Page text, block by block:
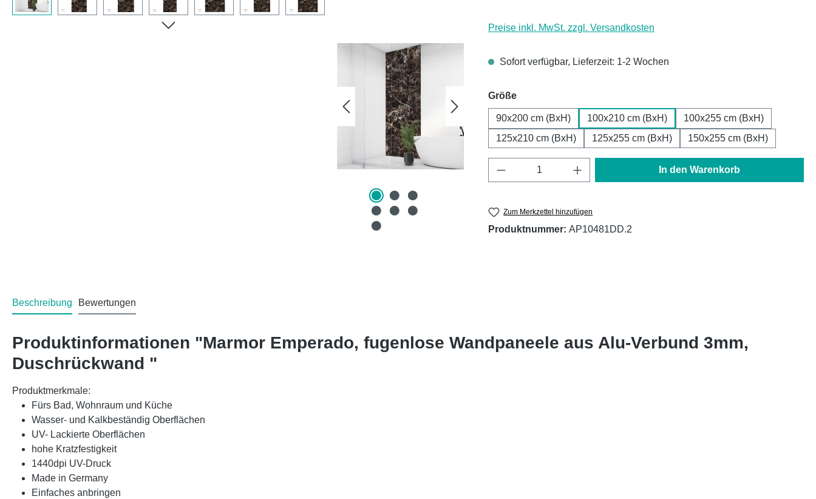
Preise inkl. MwSt. zzgl. Versandkosten
Sofort verfügbar, Lieferzeit: 1-2 Wochen
Größeauswählen
90x200 cm (BxH) 100x210 cm (BxH)
100x255 cm (BxH)
125x210 cm (BxH)
125x255 cm (BxH) 150x255 cm (BxH)
Produkt Anzahl: Gib den gewünschten Wert ein
In den Warenkorb
Zum Merkzettel hinzufügen
Produktnummer: AP10481DD.2
Beschreibung Bewertungen
Produktinformationen "Marmor Emperado, fugenlose Wandpaneele aus Alu-Verbund 3mm,
Duschrückwand "
Produktmerkmale:
Fürs Bad, Wohnraum und Küche
Wasser- und Kalkbeständig Oberflächen
UV- Lackierte Oberflächen
hohe Kratzfestigkeit
1440dpi UV-Druck
Made in Germany
Einfaches anbringen